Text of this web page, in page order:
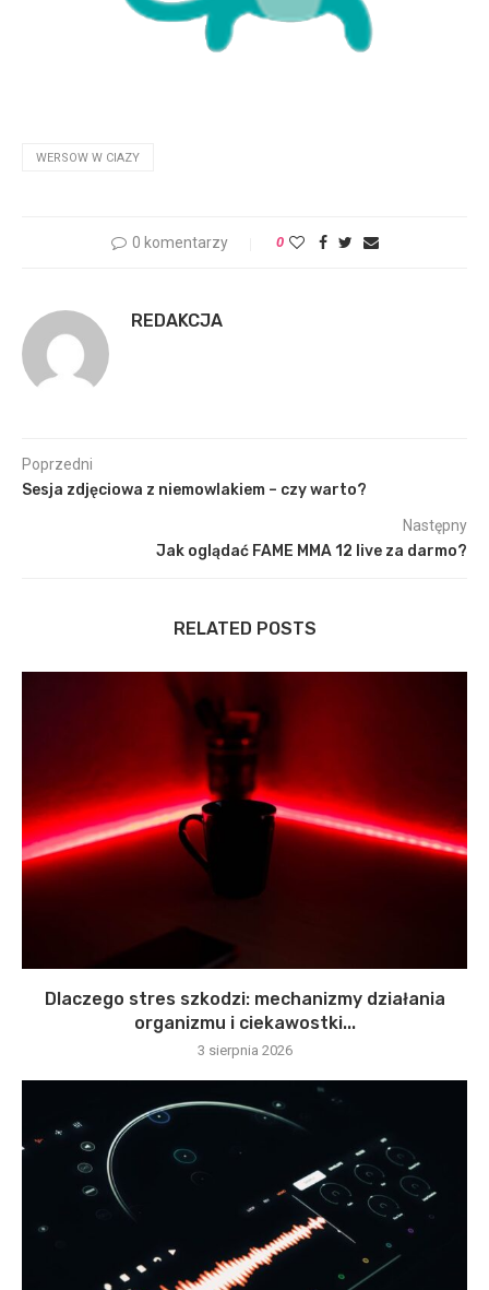
WERSOW W CIAZY
0 komentarzy 0
REDAKCJA
Poprzedni
Sesja zdjęciowa z niemowlakiem – czy warto?
Następny
Jak oglądać FAME MMA 12 live za darmo?
RELATED POSTS
Dlaczego stres szkodzi: mechanizmy działania
organizmu i ciekawostki...
3 sierpnia 2026